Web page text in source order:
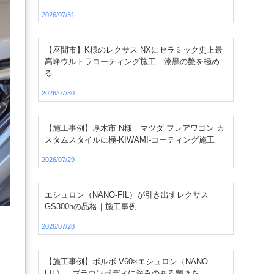
2026/07/31
【座間市】K様のレクサス NXにセラミック史上最
高峰ウルトラコーティング施工｜漆黒の艶を極め
る
2026/07/30
【施工事例】厚木市 N様｜マツダ フレアワゴン カ
スタムスタイルに極-KIWAMI-コーティング施工
2026/07/29
エシュロン（NANO-FIL）が引き出すレクサス
GS300hの品格｜施工事例
2026/07/28
【施工事例】ボルボ V60×エシュロン（NANO-